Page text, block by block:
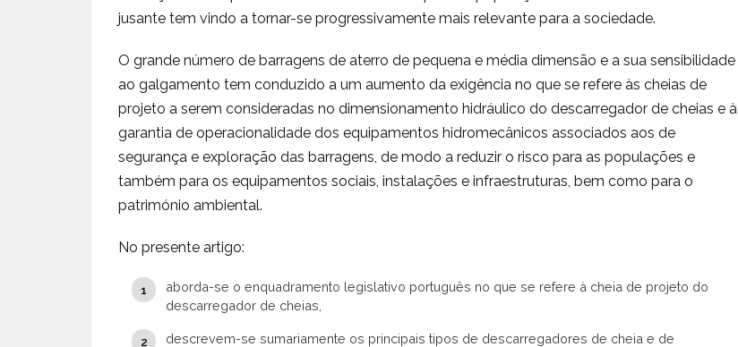
jusante tem vindo a tornar-se progressivamente mais relevante para a sociedade.
O grande número de barragens de aterro de pequena e média dimensão e a sua sensibilidade
ao galgamento tem conduzido a um aumento da exigência no que se refere às cheias de
projeto a serem consideradas no dimensionamento hidráulico do descarregador de cheias e à
garantia de operacionalidade dos equipamentos hidromecânicos associados aos de
segurança e exploração das barragens, de modo a reduzir o risco para as populações e
também para os equipamentos sociais, instalações e infraestruturas, bem como para o
património ambiental.
No presente artigo:
aborda-se o enquadramento legislativo português no que se refere à cheia de projeto do
descarregador de cheias,
descrevem-se sumariamente os principais tipos de descarregadores de cheia e de